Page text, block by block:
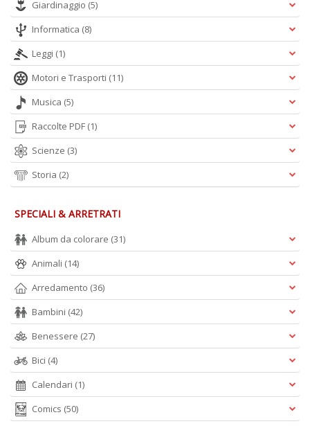
Giardinaggio (5)
Informatica (8)
Leggi (1)
Motori e Trasporti (11)
Musica (5)
Raccolte PDF (1)
Scienze (3)
Storia (2)
SPECIALI & ARRETRATI
Album da colorare (31)
Animali (14)
Arredamento (36)
Bambini (42)
Benessere (27)
Bici (4)
Calendari (1)
Comics (50)